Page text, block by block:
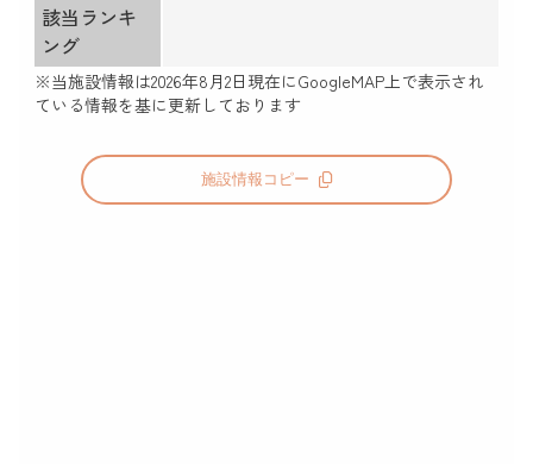
該当ランキ
ング
※当施設情報は2026年8月2日現在にGoogleMAP上で表示され
ている情報を基に更新しております
施設情報コピー